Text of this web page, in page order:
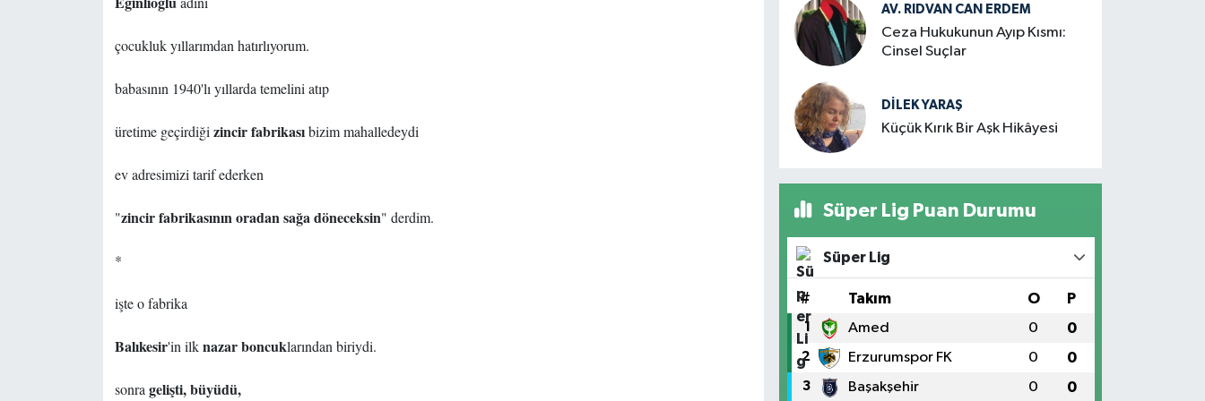
çocukluk yıllarımdan hatırlıyorum.
babasının 1940'lı yıllarda temelini atıp
üretime geçirdiğizincir fabrikasıbizim mahalledeydi
ev adresimizi tarif ederken
"zincir fabrikasının oradan sağa döneceksin" derdim.
*
işte o fabrika
Balıkesir'in ilknazar boncuklarından biriydi.
sonra gelişti, büyüdü,
AV. RIDVAN CAN ERDEM
Ceza Hukukunun Ayıp Kısmı:
Cinsel Suçlar
DILEK YARAŞ
Küçük Kırık Bir Aşk Hikâyesi
Süper Lig Puan Durumu
Süper Lig
# Takım O P
1 Amed 0 0
2 Erzurumspor FK 0 0
3 Başakşehir 0 0